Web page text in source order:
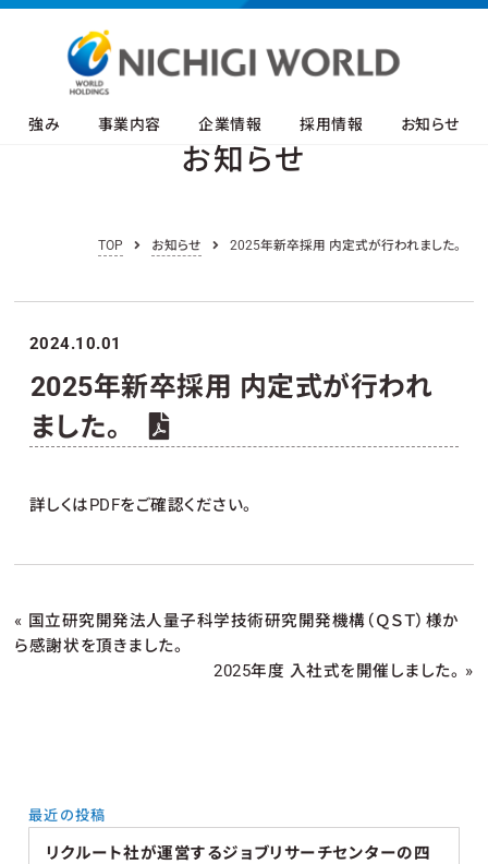
強み 事業内容 企業情報 採用情報 お知らせ
お知らせ
TOP お知らせ 2025年新卒採用 内定式が行われました。
2024.10.01
2025年新卒採用 内定式が行われ
ました。
詳しくはPDFをご確認ください。
« 国立研究開発法人量子科学技術研究開発機構（ＱＳＴ）様か
ら感謝状を頂きました。
2025年度 入社式を開催しました。 »
最近の投稿
リクルート社が運営するジョブリサーチセンターの四